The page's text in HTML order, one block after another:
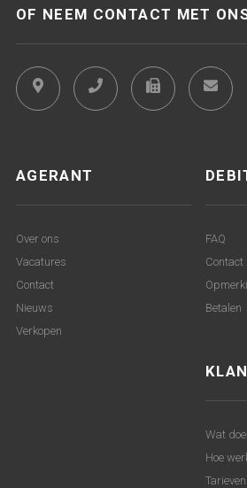
OF NEEM CONTACT MET
AGERANT
Over ons
Vacatures
Contact
Nieuws
Verkopen
FAQ
Contact
Betalen
Wat
Hoe
Tarieven